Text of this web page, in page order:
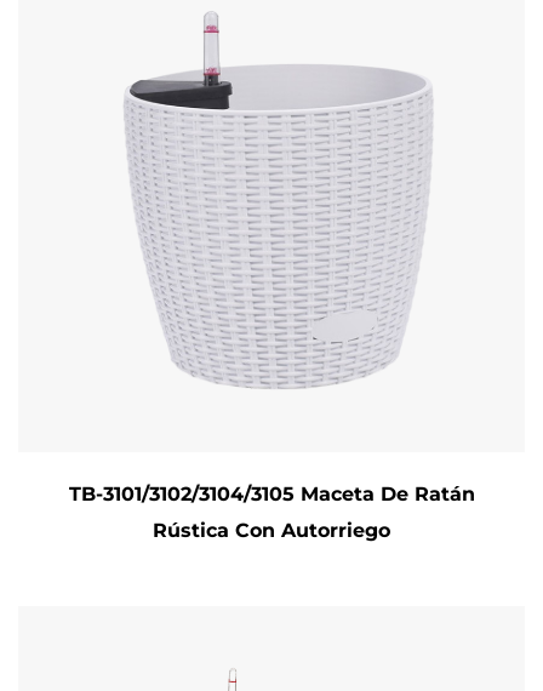
TB-3101/3102/3104/3105 Maceta De Ratán
Rústica Con Autorriego